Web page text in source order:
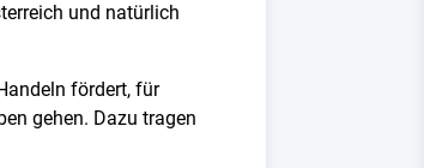
und natürlich
fördert, für
gehen. Dazu tragen